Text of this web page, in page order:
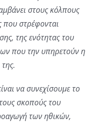
στους κόλπους
που στρέφονται
της ενότητας του
που την υπηρετούνη
να συνεχίσουμετο
σκοπούς του
των ηθικών,